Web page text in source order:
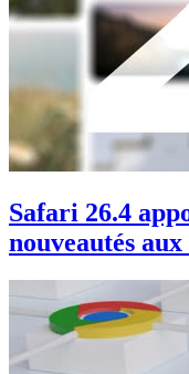
Safari 26.4
nouveautés